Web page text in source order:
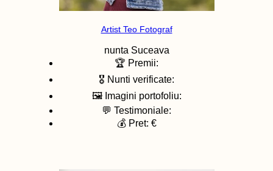
Artist Teo Fotograf
nunta Suceava
🏆 Premii:
🎖️ Nunti verificate:
🖼️ Imagini portofoliu:
💬 Testimoniale:
💰 Pret: €